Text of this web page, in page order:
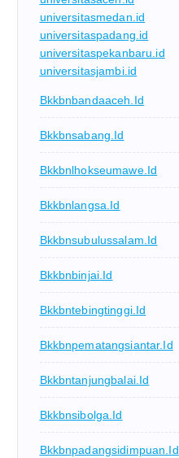
universitasmedan.id
universitaspadang.id
universitaspekanbaru.id
universitasjambi.id
Bkkbnbandaaceh.id
Bkkbnsabang.id
Bkkbnlhokseumawe.id
Bkkbnlangsa.id
Bkkbnsubulussalam.id
Bkkbnbinjai.id
Bkkbntebingtinggi.id
Bkkbnpematangsiantar.id
Bkkbntanjungbalai.id
Bkkbnsibolga.id
Bkkbnpadangsidimpuan.id